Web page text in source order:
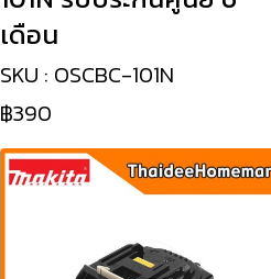
เดือน
SKU : OSCBC-101N
฿390